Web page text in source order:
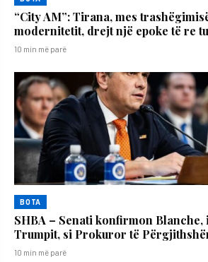
“City AM”: Tirana, mes
modernitetit, drejt një epoke të re
10 min më parë
BOTA
SHBA – Senati konfirmon Blanche,
Trumpit, si Prokuror të
10 min më parë